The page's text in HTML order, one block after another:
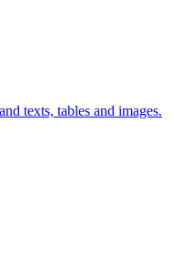
texts, tables and images.